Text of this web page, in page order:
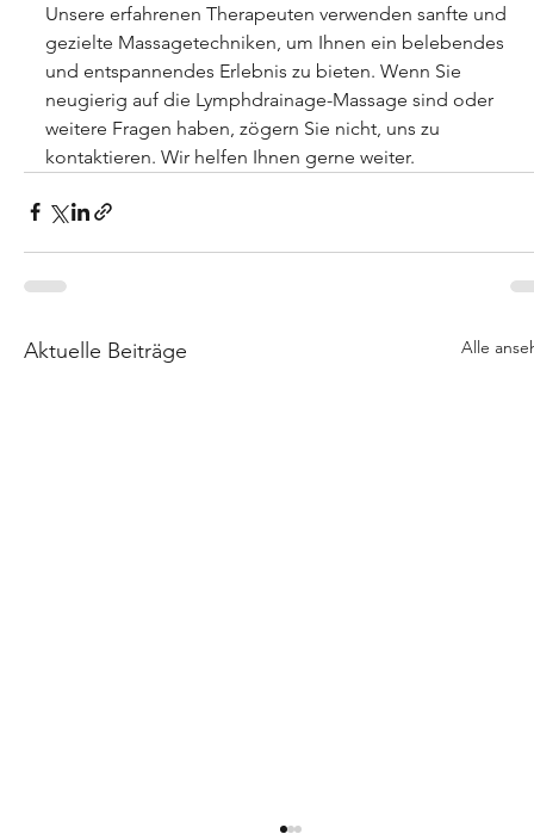
Unsere erfahrenen Therapeuten verwenden sanfte und
gezielte Massagetechniken, um Ihnen ein belebendes
und entspannendes Erlebnis zu bieten. Wenn Sie
neugierig auf die Lymphdrainage-Massage sind oder
weitere Fragen haben, zögern Sie nicht, uns zu
kontaktieren. Wir helfen Ihnen gerne weiter.
Aktuelle Beiträge Alle